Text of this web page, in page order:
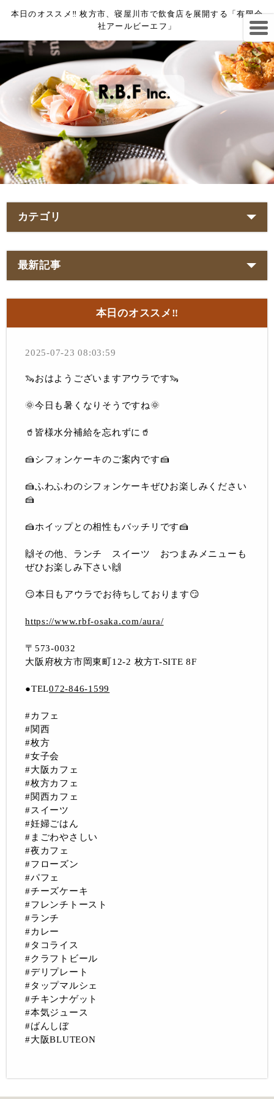
本日のオススメ‼︎ 枚方市、寝屋川市で飲食店を展開する「有限会
社アールビーエフ」
カテゴリ
最新記事
本日のオススメ‼︎
2025-07-23 08:03:59
🦦おはようございますアウラです🦦
🌞今日も暑くなりそうですね🌞
🥤皆様水分補給を忘れずに🥤
🍰シフォンケーキのご案内です🍰
🍰ふわふわのシフォンケーキぜひお楽しみください
🍰
🍰ホイップとの相性もバッチリです🍰
🙌その他、ランチ スイーツ おつまみメニューも
ぜひお楽しみ下さい🙌
😏本日もアウラでお待ちしております😏
https://www.rbf-osaka.com/aura/
〒573-0032
大阪府枚方市岡東町12-2 枚方T-SITE 8F
●TEL072-846-1599
#カフェ
#関西
#枚方
#女子会
#大阪カフェ
#枚方カフェ
#関西カフェ
#スイーツ
#妊婦ごはん
#まごわやさしい
#夜カフェ
#フローズン
#パフェ
#チーズケーキ
#フレンチトースト
#ランチ
#カレー
#タコライス
#クラフトビール
#デリプレート
#タップマルシェ
#チキンナゲット
#本気ジュース
#ばんしぼ
#大阪BLUTEON